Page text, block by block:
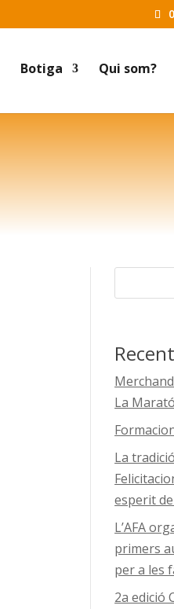
Botiga Qui som?
La Marató
La
esperit
L’AFA
primers
per a les
2a edició